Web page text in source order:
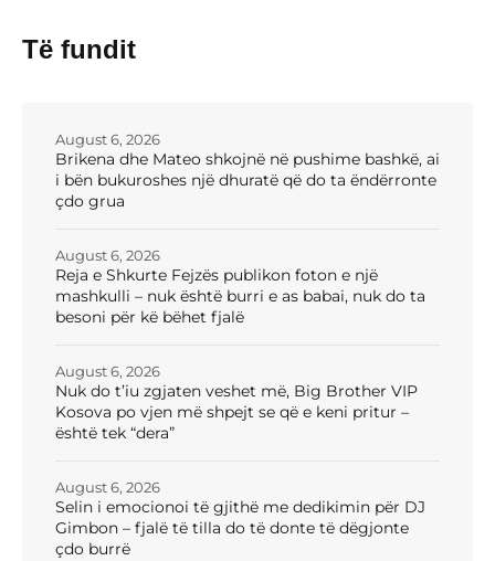
Të fundit
Brikena dhe Mateo shkojnë në pushime bashkë, ai
i bën bukuroshes një dhuratë që do ta ëndërronte
çdo grua
August 6, 2026
Reja e Shkurte Fejzës publikon foton e një
mashkulli – nuk është burri e as babai, nuk do ta
besoni për kë bëhet fjalë
August 6, 2026
Nuk do t’iu zgjaten veshet më, Big Brother VIP
Kosova po vjen më shpejt se që e keni pritur –
është tek “dera”
August 6, 2026
Selin i emocionoi të gjithë me dedikimin për DJ
Gimbon – fjalë të tilla do të donte të dëgjonte
çdo burrë
August 6, 2026